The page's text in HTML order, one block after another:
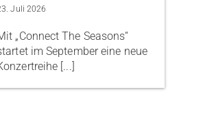
Juli 2026
„Connect The Seasons“
im September eine neue
[...]